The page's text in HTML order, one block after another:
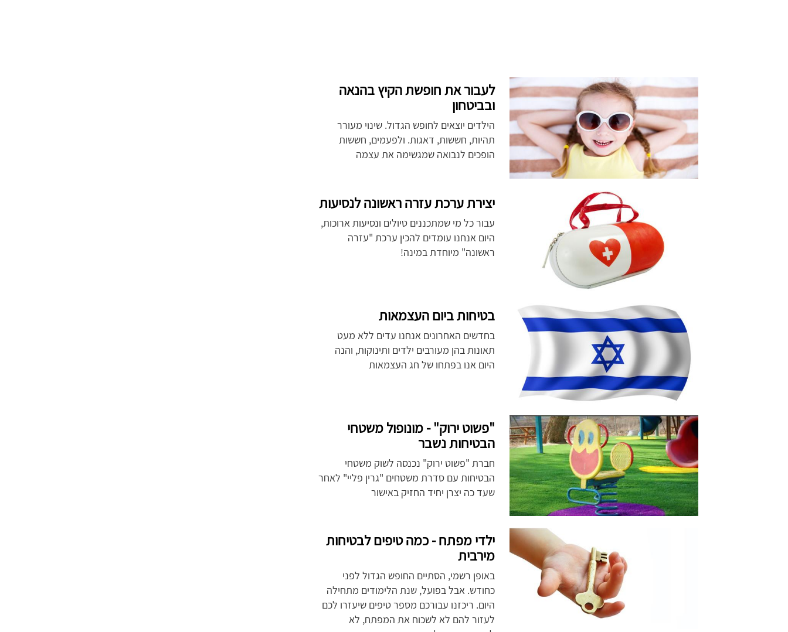
לעבור את חופשת הקיץ בהנאה
ובביטחון
הילדים יוצאים לחופש הגדול. שינוי מעורר
תהיות, חששות, דאגות. ולפעמים, חששות
הופכים לנבואה שמגשימה את עצמה
יצירת ערכת עזרה ראשונה לנסיעות
עבור כל מי שמתכננים טיולים ונסיעות ארוכות,
היום אנחנו עומדים להכין ערכת "עזרה
ראשונה" מיוחדת במינה!
בטיחות ביום העצמאות
בחדשים האחרונים אנחנו עדים ללא מעט
תאונות בהן מעורבים ילדים ותינוקות, והנה
היום אנו בפתחו של חג העצמאות
"פשוט ירוק" - מונופול משטחי
הבטיחות נשבר
חברת "פשוט ירוק" נכנסה לשוק משטחי
הבטיחות עם סדרת משטחים "גרין פליי" לאחר
שעד כה יצרן יחיד החזיק באישור
ילדי מפתח - כמה טיפים לבטיחות
מירבית
באופן רשמי, הסתיים החופש הגדול לפני
כחודש. אבל בפועל, שנת הלימודים מתחילה
היום. ריכזנו עבורכם מספר טיפים שיעזרו לכם
לעזור להם לא לשכוח את המפתח, לא